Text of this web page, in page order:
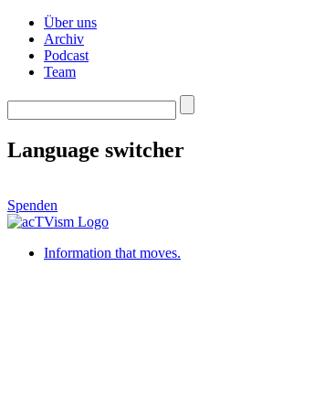
Über uns
Archiv
Podcast
Team
Language switcher
Spenden
Information that moves.